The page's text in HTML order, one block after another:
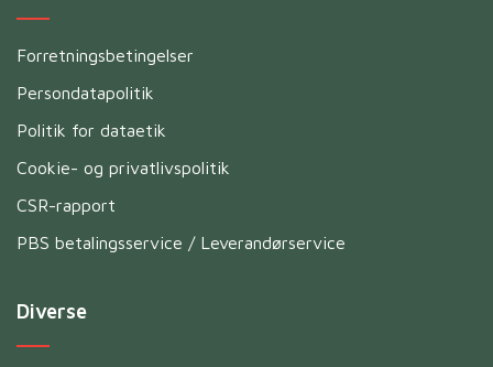
Forretningsbetingelser
Persondatapolitik
Politik for dataetik
Cookie- og privatlivspolitik
CSR-rapport
PBS betalingsservice / Leverandørservice
Diverse